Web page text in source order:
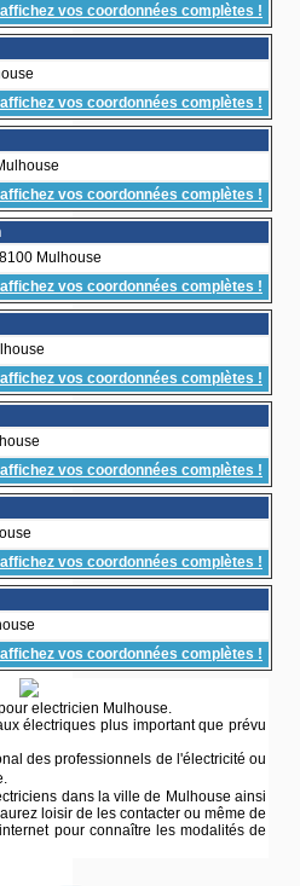
vos coordonnées complètes !
vos coordonnées complètes !
vos coordonnées complètes !
Mulhouse
vos coordonnées complètes !
vos coordonnées complètes !
vos coordonnées complètes !
vos coordonnées complètes !
vos coordonnées complètes !
electricien Mulhouse.
électriques plus important que prévu
des professionnels de l'électricité ou
dans la ville de Mulhouse ainsi
loisir de les contacter ou même de
pour connaître les modalités de